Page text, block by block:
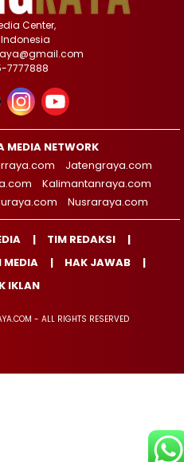
Center,
7777888
MEDIA NETWORK
Jatengraya.com
Kalimantanraya.com
Nusraraya.com
TIM REDAKSI
MEDIA
HAK JAWAB
IKLAN
- ALL RIGHTS RESERVED